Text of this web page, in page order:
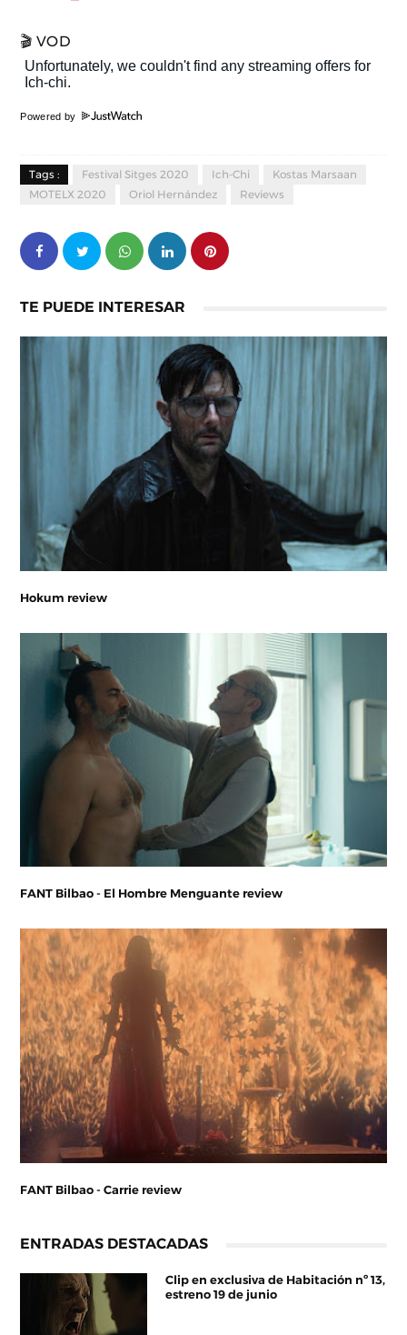
🎬 VOD
Powered by
Tags : Festival Sitges 2020 Ich-Chi
Kostas Marsaan
MOTELX 2020
Oriol Hernández Reviews
TE PUEDE INTERESAR
Hokum review
FANT Bilbao - El Hombre Menguante review
FANT Bilbao - Carrie review
ENTRADAS DESTACADAS
Clip en exclusiva de Habitación nº 13,
estreno 19 de junio